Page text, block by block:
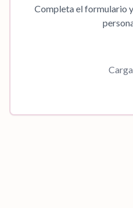
Completa el formulario